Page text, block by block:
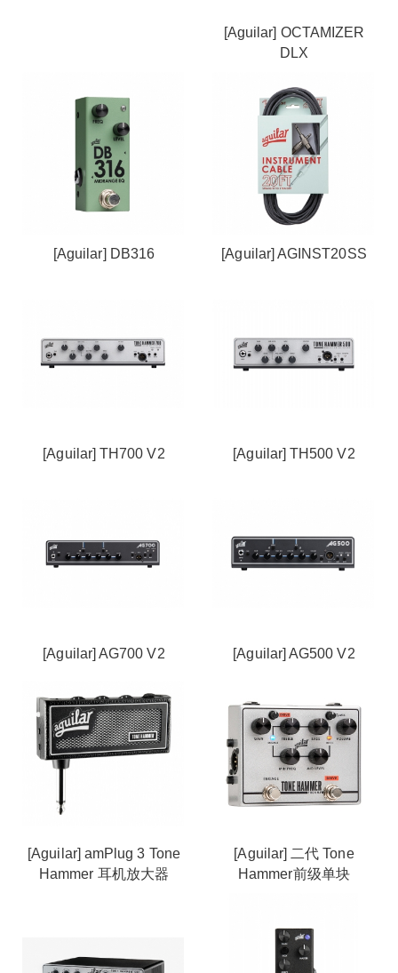
[Aguilar] OCTAMIZER
DLX
[Aguilar] DB316 [Aguilar] AGINST20SS
[Aguilar] TH700 V2 [Aguilar] TH500 V2
[Aguilar] AG700 V2 [Aguilar] AG500 V2
[Aguilar] amPlug 3 Tone
Hammer 耳机放大器
[Aguilar] 二代 Tone
Hammer前级单块